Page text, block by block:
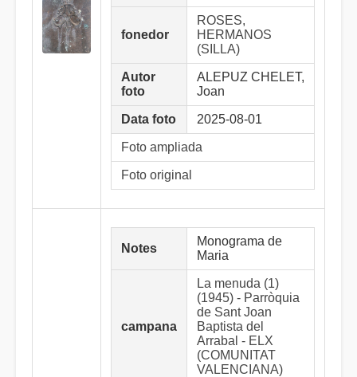
fonedor
ROSES,
HERMANOS
(SILLA)
Autor
foto
ALEPUZ CHELET,
Joan
Data foto 2025-08-01
Foto ampliada
Foto original
Notes
Monograma de
Maria
campana
La menuda (1)
(1945) - Parròquia
de Sant Joan
Baptista del
Arrabal - ELX
(COMUNITAT
VALENCIANA)